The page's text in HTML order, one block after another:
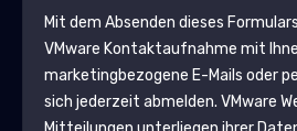
Mit dem Absenden dieses
VMware Kontaktaufnahme mit
marketingbezogene E-Mails oder
sich jederzeit abmelden. VMware